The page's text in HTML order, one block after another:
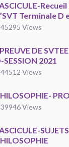
Terminale D
45295 Views
DE
SESSION 2021
44512 Views
39946 Views